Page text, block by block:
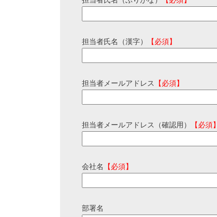
担当者氏名（漢字） 【必須】
担当者メールアドレス 【必須】
担当者メールアドレス（確認用） 【必須
会社名 【必須】
部署名